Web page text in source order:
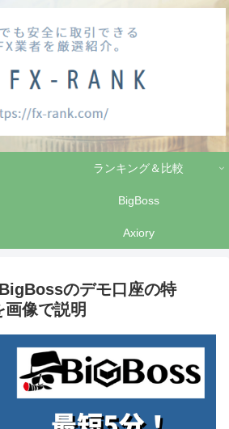
ランキング＆比較
BigBoss
Axiory
BigBossのデモ口座の特
像で説明